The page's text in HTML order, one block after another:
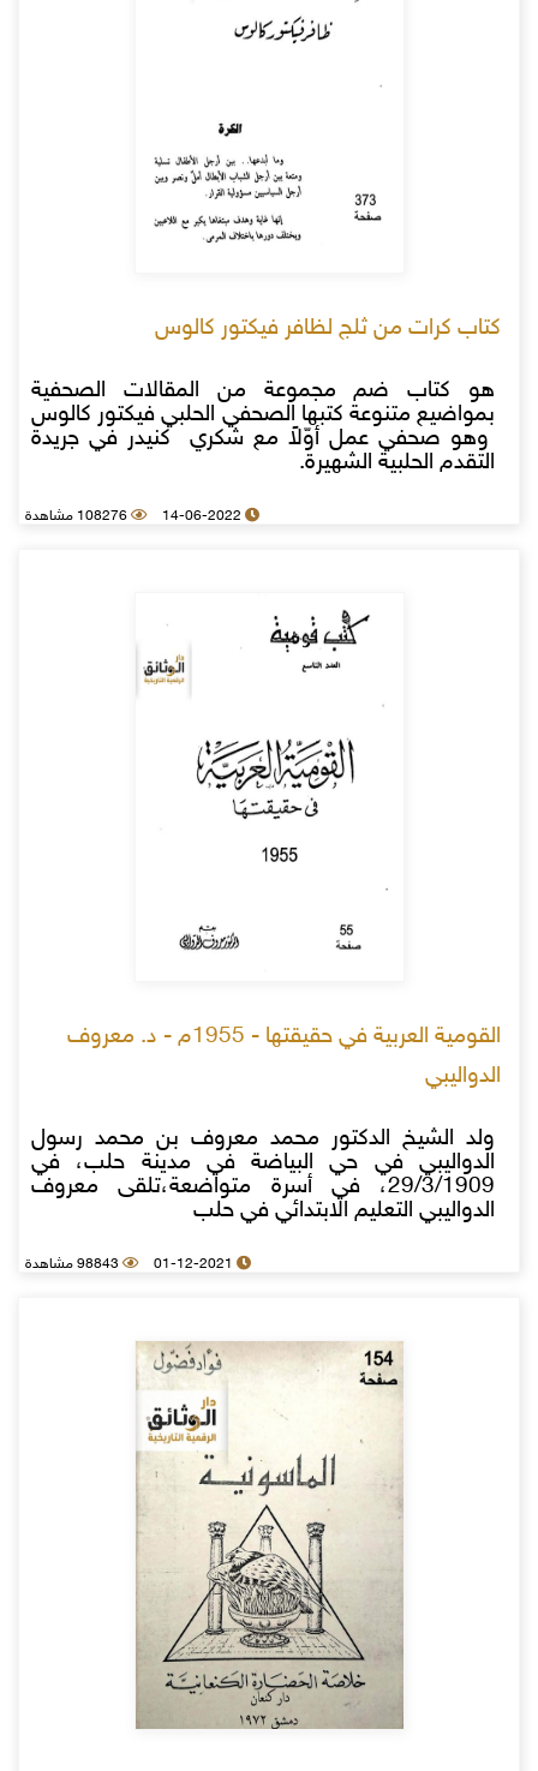
كتاب كرات من ثلج لظافر فيكتور كالوس
هو كتاب ضم مجموعة من المقالات الصحفية
بمواضيع متنوعة كتبها الصحفي الحلبي فيكتور كالوس
وهو صحفي عمل أوّلاً مع شكري كنيدر في جريدة
التقدم الحلبية الشهيرة.
14-06-2022 108276 مشاهدة
القومية العربية في حقيقتها - 1955م - د. معروف
الدواليبي
ولد الشيخ الدكتور محمد معروف بن محمد رسول
الدواليبي في حي البياضة في مدينة حلب، في
29/3/1909، في أسرة متواضعة،تلقى معروف
الدواليبي التعليم الابتدائي في حلب
01-12-2021 98843 مشاهدة